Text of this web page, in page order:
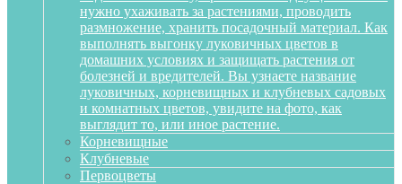
нужно ухаживать за растениями, проводить
размножение, хранить посадочный материал. Как
выполнять выгонку луковичных цветов в
домашних условиях и защищать растения от
болезней и вредителей. Вы узнаете название
луковичных, корневищных и клубневых садовых
и комнатных цветов, увидите на фото, как
выглядит то, или иное растение.
Корневищные
Клубневые
Первоцветы